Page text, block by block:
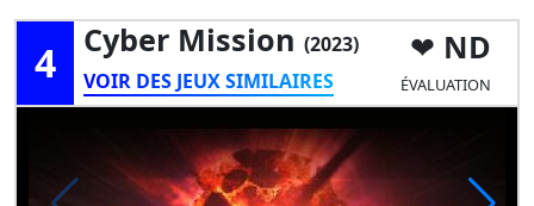
4 Cyber Mission (2023)
VOIR DES JEUX SIMILAIRES
ND
ÉVALUATION